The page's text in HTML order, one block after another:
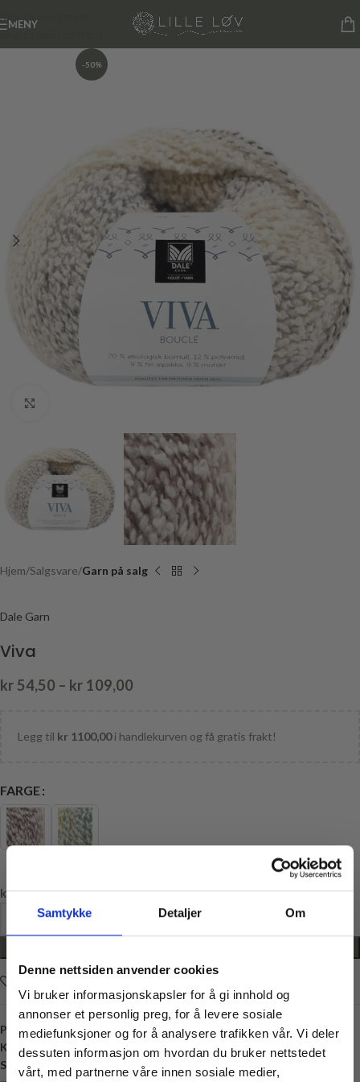
Samtykke Detaljer Om
Denne nettsiden anvender cookies
Vi bruker informasjonskapsler for å gi innhold og
annonser et personlig preg, for å levere sosiale
mediefunksjoner og for å analysere trafikken vår. Vi deler
dessuten informasjon om hvordan du bruker nettstedet
vårt, med partnerne våre innen sosiale medier,
Skip to navigation
Skip to main content
MENY
-50%
Hjem Salgsvare Garn på salg
Dale Garn
Viva
kr 54,50 – kr 109,00
Legg til kr 1100,00i handlekurven og få gratis frakt!
FARGE
kr54,50
Produktnummer:DALE-GARN-VIVA
Kategori:
Garn på salg
Stikkord:
10 masker 11 masker , 13 masker